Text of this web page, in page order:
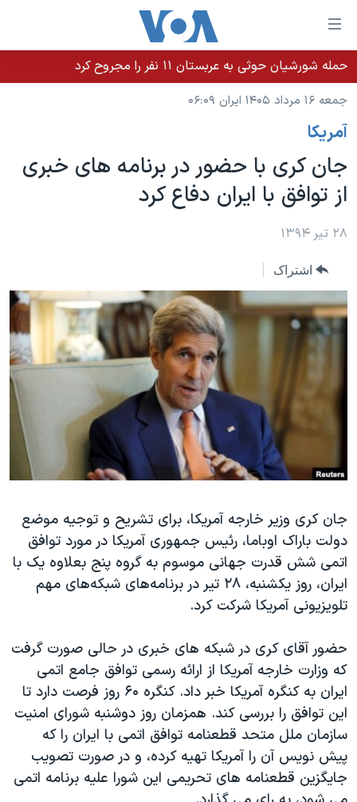
لینکهای
قابل
دسترسی
جهش
محتوای
اصلی
جهش
به
صفحه
جهش
به
جستجو
خانه
نسخه سبک وب‌سایت
موضوع ها
ایران
آمریکا
جهان
ویژه برنامه‌ها
ویدیوها
حقوق شهروندی
اقتصادی
علم و فناوری
گالری عکس
آرشیو پخش زنده
برنامه های تلویزیونی
جدول برنامه ها
صفحه‌های ویژه
۲۵۰سالگی آمریکا
بایگانی برنامه‌های تلویزیونی
انتخابات ریاست جمهوری آمریکا ۲۰۲۴
حمله جمهوری اسلامی به اسرائیل
رمز مهسا
اعتراضات زن، زندگی، آزادی
مجموعه مستندهای دادخواهی
تریبونال مردمی آبان ۹۸
دادگاه حمید نوری
قانون شفافیت دارائی کادر رهبری ایران
اعتراضات مردمی آبان ۹۸
اسرائیل در جنگ
نرگس محمدی برنده جایزه نوبل صلح
همایش محافظه‌کاران آمریکا «سی‌پک»
فرکانس‌های صدای آمریکا
پخش رادیویی
یادگیری زبان انگلیسی
زبانهای مختلف
حمله شورشیان حوثی به عربستان ۱۱ نفر را مجروح کرد
جمعه ۱۶ مرداد ۱۴۰۵ ایران ۰۶:۰۹
آمريکا
جان کری با حضور در برنامه های خبری
از توافق با ایران دفاع کرد
۲۸ تیر ۱۳۹۴
اشتراک
جان کری وزیر خارجه آمریکا، برای تشریح و توجیه موضع
دولت باراک اوباما، رئیس جمهوری آمریکا در مورد توافق
اتمی شش قدرت جهانی موسوم به گروه پنج بعلاوه یک با
ایران، روز یکشنبه، ۲۸ تیر در برنامه‌های شبکه‌‌های مهم
تلویزیونی آمریکا شرکت کرد.
حضور آقای کری در شبکه های خبری در حالی صورت گرفت
که وزارت خارجه آمریکا از ارائه رسمی توافق جامع اتمی
ایران به کنگره آمریکا خبر داد. کنگره ۶۰ روز فرصت دارد تا
این توافق را بررسی کند. همزمان روز دوشنبه شورای امنیت
سازمان ملل متحد قطعنامه توافق اتمی با ایران را که
پیش نویس آن را آمریکا تهیه کرده، و در صورت تصویب
جایگزین قطعنامه های تحریمی این شورا علیه برنامه اتمی